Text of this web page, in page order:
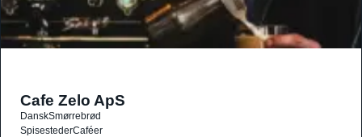
Cafe Zelo ApS
DanskSmørrebrød
SpisestederCaféer